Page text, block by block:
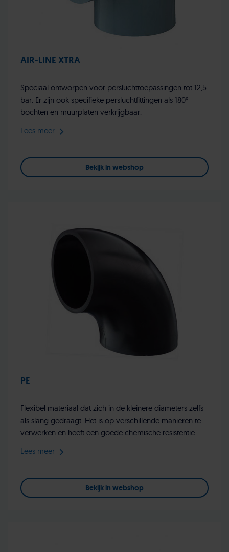
AIR-LINE XTRA
Speciaal ontworpen voor persluchttoepassingen tot 12,5
bar. Er zijn ook specifieke persluchtfittingen als 180°
bochten en muurplaten verkrijgbaar.
Lees meer
Bekijk in webshop
PE
Flexibel materiaal dat zich in de kleinere diameters zelfs
als slang gedraagt. Het is op verschillende manieren te
verwerken en heeft een goede chemische resistentie.
Lees meer
Bekijk in webshop